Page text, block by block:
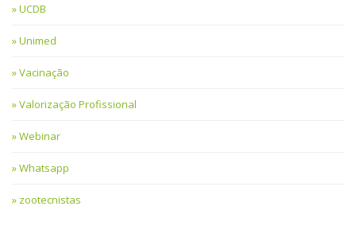
UCDB
Unimed
Vacinação
Valorização Profissional
Webinar
Whatsapp
zootecnistas